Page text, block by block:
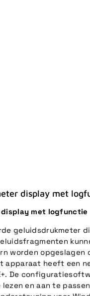
display met
display met logfunctie
geluidsdrukmeter
worden opgeslagen
apparaat heeft een
De
en aan te